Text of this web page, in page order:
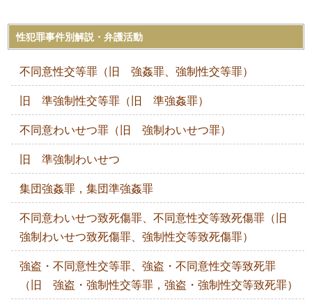
性犯罪事件別解説・弁護活動
不同意性交等罪（旧 強姦罪、強制性交等罪）
旧 準強制性交等罪（旧 準強姦罪）
不同意わいせつ罪（旧 強制わいせつ罪）
旧 準強制わいせつ
集団強姦罪，集団準強姦罪
不同意わいせつ致死傷罪、不同意性交等致死傷罪（旧
強制わいせつ致死傷罪、強制性交等致死傷罪）
強盗・不同意性交等罪、強盗・不同意性交等致死罪
（旧 強盗・強制性交等罪，強盗・強制性交等致死罪）